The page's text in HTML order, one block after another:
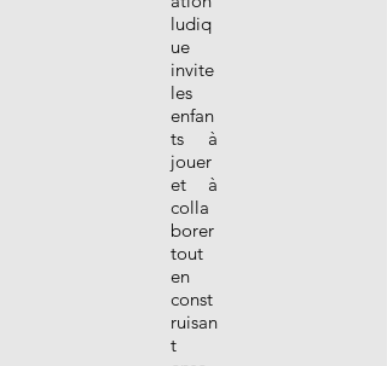
ludiq
ue
invite
les
enfan
ts à
jouer
et à
colla
borer
tout
en
const
ruisan
t